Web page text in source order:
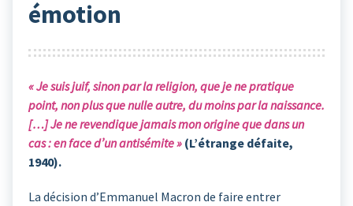
émotion
« Je suis juif, sinon par la religion, que je ne pratique
point, non plus que nulle autre, du moins par la naissance.
[…] Je ne revendique jamais mon origine que dans un
cas : en face d’un antisémite » (L’étrange défaite,
1940).
La décision d’Emmanuel Macron de faire entrer